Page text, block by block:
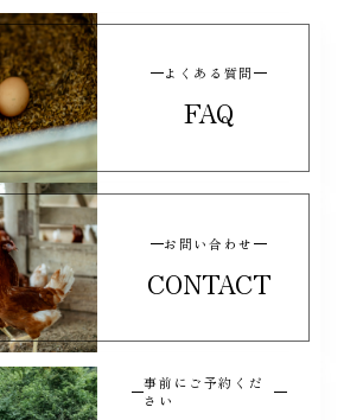
よくある質問
FAQ
お問い合わせ
CONTACT
事前にご予約くだ
さい